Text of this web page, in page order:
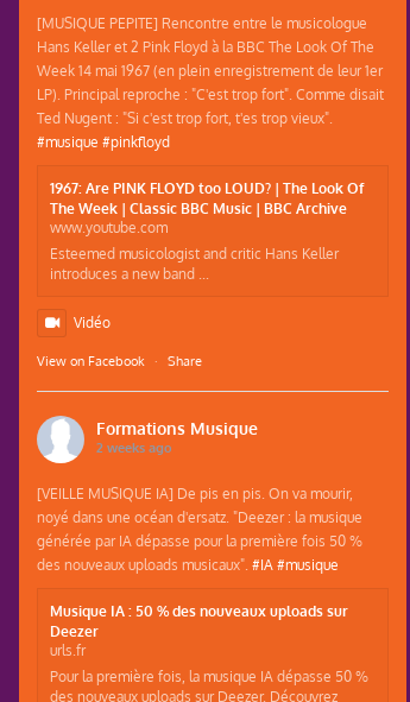
[MUSIQUE PEPITE] Rencontre entre le musicologue
Hans Keller et 2 Pink Floyd à la BBC The Look Of The
Week 14 mai 1967 (en plein enregistrement de leur 1er
LP). Principal reproche : "C'est trop fort". Comme disait
Ted Nugent : "Si c'est trop fort, t'es trop vieux".
#musique #pinkfloyd
1967: Are PINK FLOYD too LOUD? | The Look Of
The Week | Classic BBC Music | BBC Archive
www.youtube.com
Esteemed musicologist and critic Hans Keller
introduces a new band ...
Vidéo
View on Facebook · Share
Formations Musique
2 weeks ago
[VEILLE MUSIQUE IA] De pis en pis. On va mourir,
noyé dans une océan d'ersatz. "Deezer : la musique
générée par IA dépasse pour la première fois 50 %
des nouveaux uploads musicaux". #IA #musique
Musique IA : 50 % des nouveaux uploads sur
Deezer
urls.fr
Pour la première fois, la musique IA dépasse 50 %
des nouveaux uploads sur Deezer. Découvrez